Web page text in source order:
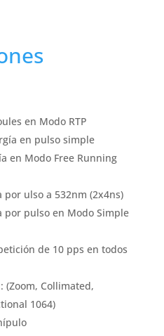
en Modo RTP
en pulso simple
en Modo Free Running
por ulso a 532nm (2x4ns)
por pulso en Modo Simple
de 10 pps en todos
Collimated,
1064)